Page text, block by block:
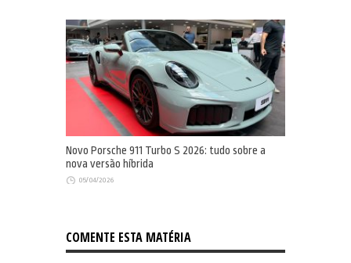
Novo Porsche 911 Turbo S 2026: tudo sobre a
nova versão híbrida
05/04/2026
COMENTE ESTA MATÉRIA